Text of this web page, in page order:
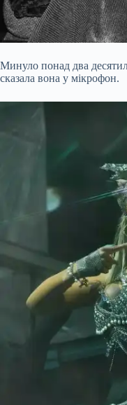
Минуло понад два
сказала вона у мікрофон.